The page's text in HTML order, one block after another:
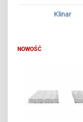
Klinar
NOWOŚĆ